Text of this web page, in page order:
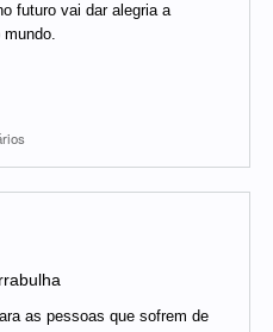
futuro vai dar alegria a
as pessoas que sofrem de